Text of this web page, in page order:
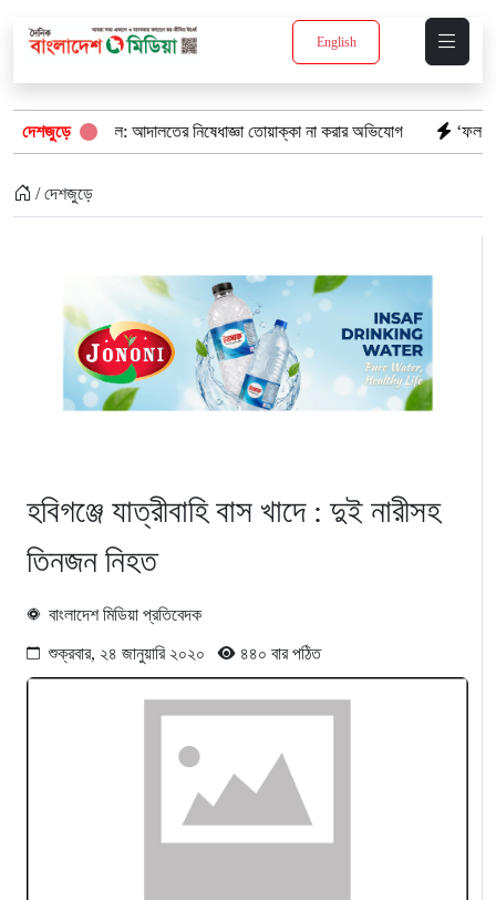
English
দেশজুড়ে
দখল: আদালতের নিষেধাজ্ঞা তোয়াক্কা না করার অভিযোগ ‘ফল প্রকাশের আগেই
/ দেশজুড়ে
হবিগঞ্জে যাত্রীবাহি বাস খাদে : দুই নারীসহ
তিনজন নিহত
বাংলাদেশ মিডিয়া প্রতিবেদক
শুক্রবার, ২৪ জানুয়ারি ২০২০ ৪৪০ বার পঠিত